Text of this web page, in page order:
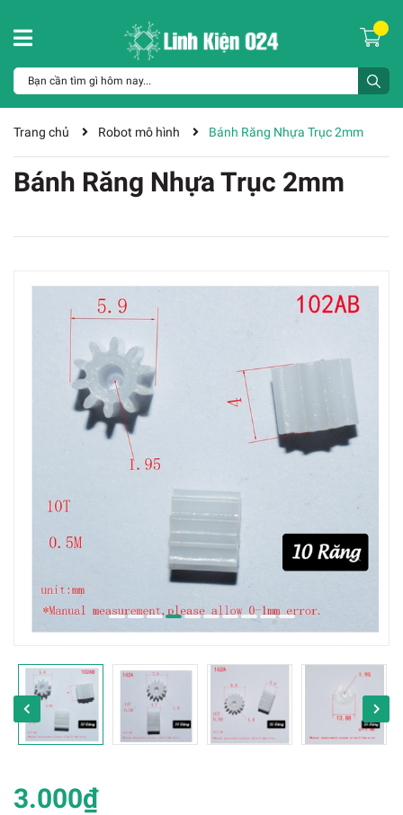
Trang chủ Robot mô hình Bánh Răng Nhựa Trục 2mm
Bánh Răng Nhựa Trục 2mm
3.000₫